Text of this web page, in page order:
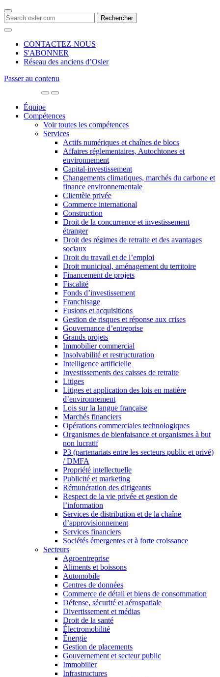
Search
for:
CONTACTEZ-NOUS
S'ABONNER
Réseau des anciens d’Osler
Passer au contenu
Navigation
Équipe
Compétences
Voir toutes les compétences
Services
Actifs numériques et chaînes de blocs
Affaires réglementaires, Autochtones et
environnement
Capital-investissement
Changements climatiques, marchés du carbone et
finance environnementale
Clientèle privée
Commerce international
Construction
Droit de la concurrence et investissement
étranger
Droit des régimes de retraite et des avantages
sociaux
Droit du travail et de l’emploi
Droit municipal, aménagement du territoire
Financement de projets
Fiscalité
Fonds d’investissement
Franchisage
Fusions et acquisitions
Gestion de risques et réponse aux crises
Gouvernance d’entreprise
Grands projets
Immobilier commercial
Insolvabilité et restructuration
Intelligence artificielle
Investissements des caisses de retraite
Litiges
Litiges et application des lois en matière
d’environnement
Lois sur la langue française
Marchés financiers
Opérations commerciales technologiques
Organismes de bienfaisance et organismes à but
non lucratif
P3 (partenariats entre les secteurs public et privé)
/ DMFA
Propriété intellectuelle
Publicité et marketing
Rémunération des dirigeants
Respect de la vie privée et gestion de
l’information
Services de distribution et de la chaîne
d’approvisionnement
Services financiers
Sociétés émergentes et à forte croissance
Secteurs
Agroentreprise
Aliments et boissons
Automobile
Centres de données
Commerce de détail et biens de consommation
Défense, sécurité et aérospatiale
Divertissement et médias
Droit de la santé
Électromobilité
Énergie
Gestion de placements
Gouvernement et secteur public
Immobilier
Infrastructures